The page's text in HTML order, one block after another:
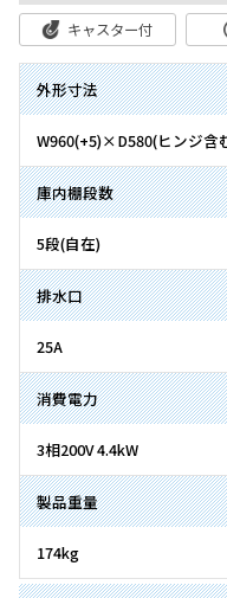
キャスター付
外形寸法
W960(+5)×D580(ヒンジ含
庫内棚段数
5段(自在)
排水口
25A
消費電力
3相200V 4.4kW
製品重量
174kg